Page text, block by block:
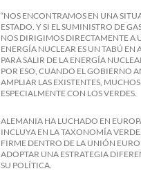
“NOS ENCONTRAMOS EN UNA
ESTADO. Y SI EL SUMINISTRO DE
NOS DIRIGIMOS DIRECTAMENTE A
ENERGÍA NUCLEAR ES UN TABÚ
PARA SALIR DE LA ENERGÍA
POR ESO, CUANDO EL GOBIERNO
AMPLIAR LAS EXISTENTES,
ESPECIALMENTE CON LOS VERDES.
ALEMANIA HA LUCHADO EN
INCLUYA EN LA TAXONOMÍA
FIRME DENTRO DE LA UNIÓN
ADOPTAR UNA ESTRATEGIA
SU POLÍTICA.